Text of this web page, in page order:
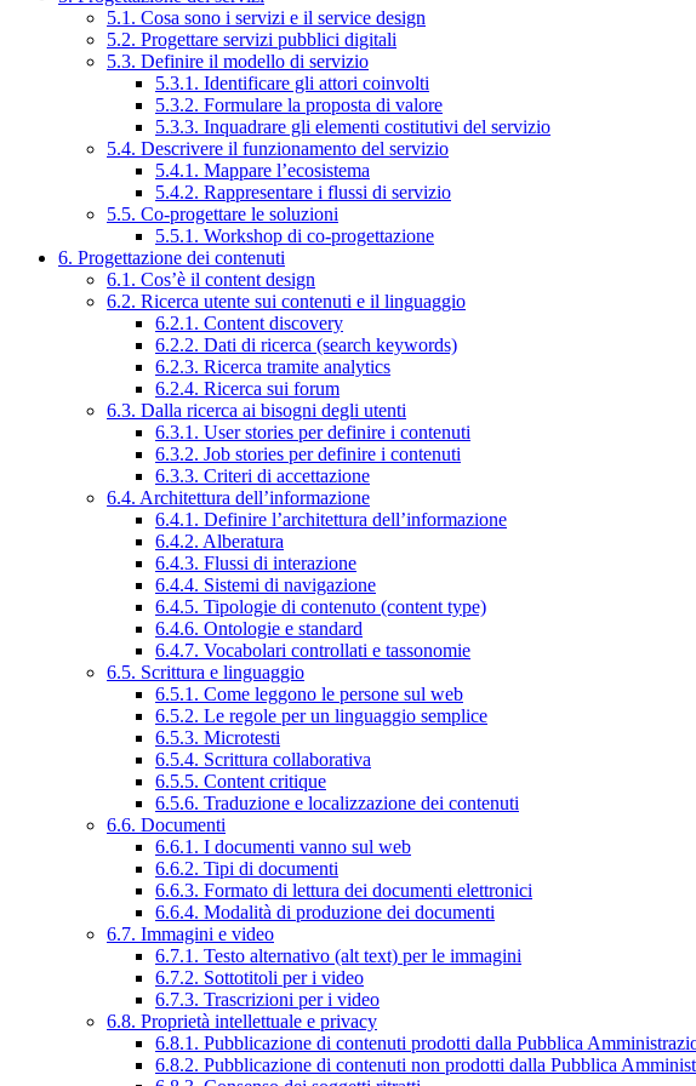
5.1. Cosa sono i servizi e il service design
5.2. Progettare servizi pubblici digitali
5.3. Definire il modello di servizio
5.3.1. Identificare gli attori coinvolti
5.3.2. Formulare la proposta di valore
5.3.3. Inquadrare gli elementi costitutivi del servizio
5.4. Descrivere il funzionamento del servizio
5.4.1. Mappare l’ecosistema
5.4.2. Rappresentare i flussi di servizio
5.5. Co-progettare le soluzioni
5.5.1. Workshop di co-progettazione
6. Progettazione dei contenuti
6.1. Cos’è il content design
6.2. Ricerca utente sui contenuti e il linguaggio
6.2.1. Content discovery
6.2.2. Dati di ricerca (search keywords)
6.2.3. Ricerca tramite analytics
6.2.4. Ricerca sui forum
6.3. Dalla ricerca ai bisogni degli utenti
6.3.1. User stories per definire i contenuti
6.3.2. Job stories per definire i contenuti
6.3.3. Criteri di accettazione
6.4. Architettura dell’informazione
6.4.1. Definire l’architettura dell’informazione
6.4.2. Alberatura
6.4.3. Flussi di interazione
6.4.4. Sistemi di navigazione
6.4.5. Tipologie di contenuto (content type)
6.4.6. Ontologie e standard
6.4.7. Vocabolari controllati e tassonomie
6.5. Scrittura e linguaggio
6.5.1. Come leggono le persone sul web
6.5.2. Le regole per un linguaggio semplice
6.5.3. Microtesti
6.5.4. Scrittura collaborativa
6.5.5. Content critique
6.5.6. Traduzione e localizzazione dei contenuti
6.6. Documenti
6.6.1. I documenti vanno sul web
6.6.2. Tipi di documenti
6.6.3. Formato di lettura dei documenti elettronici
6.6.4. Modalità di produzione dei documenti
6.7. Immagini e video
6.7.1. Testo alternativo (alt text) per le immagini
6.7.2. Sottotitoli per i video
6.7.3. Trascrizioni per i video
6.8. Proprietà intellettuale e privacy
6.8.1. Pubblicazione di contenuti prodotti dalla Pubblica
6.8.2. Pubblicazione di contenuti non prodotti dalla Pubblica